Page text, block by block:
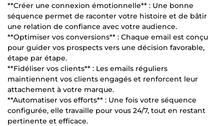
**Créer une connexion émotionnelle** : Une bonne
séquence permet de raconter votre histoire et de bâtir
une relation de confiance avec votre audience.
**Optimiser vos conversions** : Chaque email est conçu
pour guider vos prospects vers une décision favorable,
étape par étape.
**Fidéliser vos clients** : Les emails réguliers
maintiennent vos clients engagés et renforcent leur
attachement à votre marque.
**Automatiser vos efforts** : Une fois votre séquence
configurée, elle travaille pour vous 24/7, tout en restant
pertinente et efficace.